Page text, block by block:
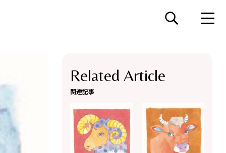
Related Article
関連記事